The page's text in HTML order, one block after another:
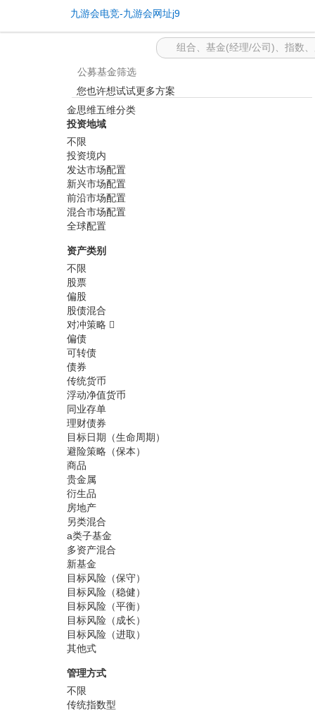
基金筛选 -九游会电竞
九游会电竞-九游会网址j9
公募基金筛选
您也许想试试更多方案
金思维五维分类
投资地域
不限
投资境内
发达市场配置
新兴市场配置
前沿市场配置
混合市场配置
全球配置
资产类别
不限
股票
偏股
股债混合
对冲策略
偏债
可转债
债券
传统货币
浮动净值货币
同业存单
理财债券
目标日期（生命周期）
避险策略（保本）
商品
贵金属
衍生品
房地产
另类混合
a类子基金
多资产混合
新基金
目标风险（保守）
目标风险（稳健）
目标风险（平衡）
目标风险（成长）
目标风险（进取）
其他式
管理方式
不限
传统指数型